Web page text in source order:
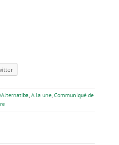
A la une Communiqué de